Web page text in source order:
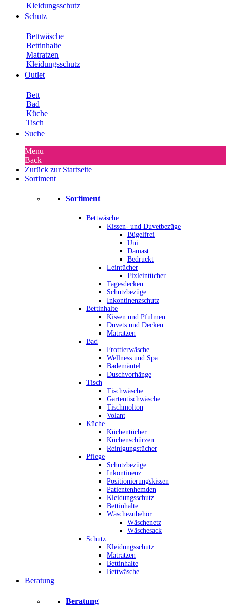
Kleidungsschutz
Schutz
Bettwäsche
Bettinhalte
Matratzen
Kleidungsschutz
Outlet
Bett
Bad
Küche
Tisch
Suche
Menu
Back
Zurück zur Startseite
Sortiment
Sortiment
Bettwäsche
Kissen- und Duvetbezüge
Bügelfrei
Uni
Damast
Bedruckt
Leintücher
Fixleintücher
Tagesdecken
Schutzbezüge
Inkontinenzschutz
Bettinhalte
Kissen und Pfulmen
Duvets und Decken
Matratzen
Bad
Frottierwäsche
Wellness und Spa
Bademäntel
Duschvorhänge
Tisch
Tischwäsche
Gartentischwäsche
Tischmolton
Volant
Küche
Küchentücher
Küchenschürzen
Reinigungstücher
Pflege
Schutzbezüge
Inkontinenz
Positionierungskissen
Patientenhemden
Kleidungsschutz
Bettinhalte
Wäschezubehör
Wäschenetz
Wäschesack
Schutz
Kleidungsschutz
Matratzen
Bettinhalte
Bettwäsche
Beratung
Beratung